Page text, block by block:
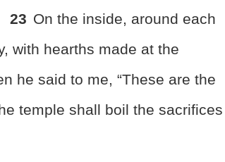
23 On the inside, around each
with hearths made at the
he said to me, “These are the
templeshall boil the sacrifices